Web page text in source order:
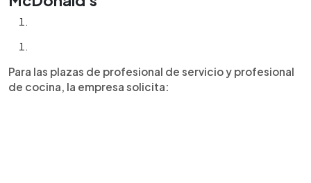
Para las plazas de profesional de servicio y profesional
de cocina, la empresa solicita: